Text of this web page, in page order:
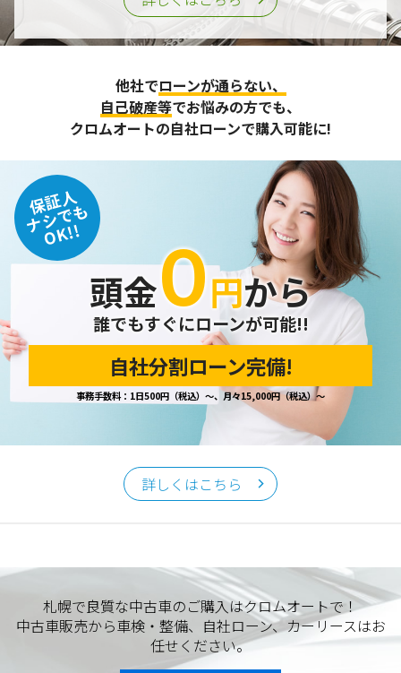
他社でローンが通らない、
自己破産等でお悩みの方でも、
クロムオートの自社ローンで購入可能に!
保証人
ナシでも
OK!!
頭金０円から
誰でもすぐにローンが可能!!
自社分割ローン完備!
事務手数料：1日500円（税込）～、月々15,000円（税込）～
詳しくはこちら
札幌で良質な中古車のご購入はクロムオートで！
中古車販売から車検・整備、自社ローン、カーリースはお
任せください。